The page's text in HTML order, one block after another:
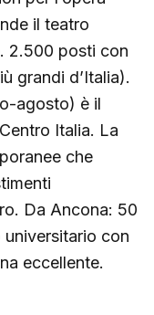
il teatro
2.500 posti con
grandi d’Italia).
agosto) è il
Italia. La
che
Da Ancona: 50
con
eccellente.